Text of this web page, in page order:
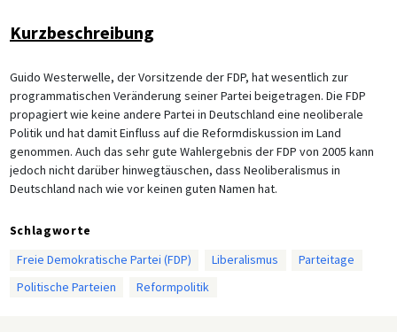
Kurzbeschreibung
Guido Westerwelle, der Vorsitzende der FDP, hat wesentlich zur
programmatischen Veränderung seiner Partei beigetragen. Die FDP
propagiert wie keine andere Partei in Deutschland eine neoliberale
Politik und hat damit Einfluss auf die Reformdiskussion im Land
genommen. Auch das sehr gute Wahlergebnis der FDP von 2005 kann
jedoch nicht darüber hinwegtäuschen, dass Neoliberalismus in
Deutschland nach wie vor keinen guten Namen hat.
Schlagworte
Freie Demokratische Partei (FDP)
Liberalismus
Parteitage
Politische Parteien
Reformpolitik